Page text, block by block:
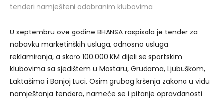
tenderi namješteni odabranim klubovima
U septembru ove godine BHANSA raspisala je tender za
nabavku marketinških usluga, odnosno usluga
reklamiranja, a skoro 100.000 KM dijeli se sportskim
klubovima sa sjedištem u Mostaru, Grudama, Ljubuškom,
Laktašima i Banjoj Luci. Osim grubog kršenja zakona u vidu
namještanja tendera, nameće se i pitanje opravdanosti